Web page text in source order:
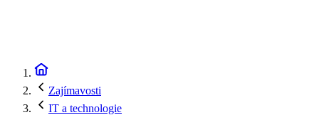
Zajímavosti
IT a technologie